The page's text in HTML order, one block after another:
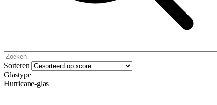
Sorteren
Glastype
Hurricane-glas